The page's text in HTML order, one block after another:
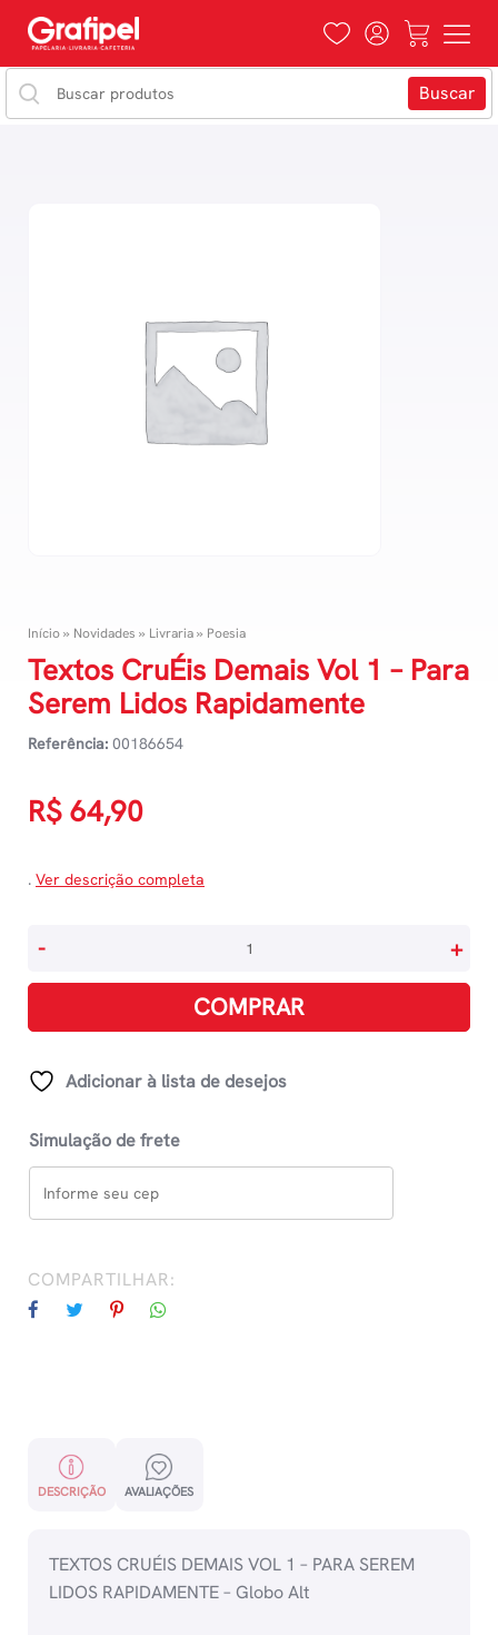
Início» Novidades » Livraria» Poesia
Textos CruÉis Demais Vol 1 – Para
Serem Lidos Rapidamente
Referência: 00186654
R$ 64,90
. Ver descrição completa
Demais
Vol
-
Serem
Lidos
Rapidamente
quantidade
- +
COMPRAR
Adicionar à lista de desejos
Simulação de frete
COMPARTILHAR:
DESCRIÇÃO AVALIAÇÕES
TEXTOS CRUÉIS DEMAIS VOL 1 – PARA SEREM
LIDOS RAPIDAMENTE – Globo Alt